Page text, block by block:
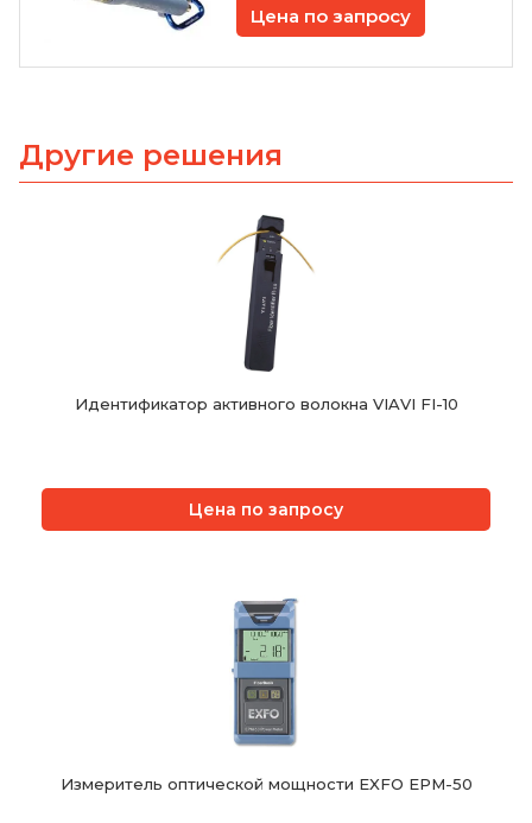
Цена по запросу
Другие решения
Идентификатор активного волокна VIAVI FI-10
Цена по запросу
Измеритель оптической мощности EXFO EPM-50